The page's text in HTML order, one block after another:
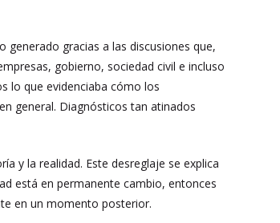
gracias a las discusiones que,
gobierno, sociedad civil e incluso
lo que evidenciaba cómo los
general. Diagnósticos tan atinados
y la realidad. Este desreglaje se explica
está en permanente cambio, entonces
en un momento posterior.